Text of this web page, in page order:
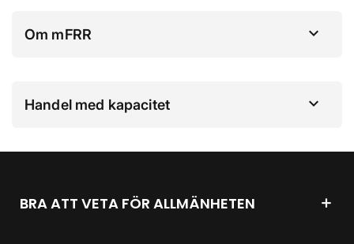
Om mFRR
Handel med kapacitet
BRA ATT VETA FÖR ALLMÄNHETEN